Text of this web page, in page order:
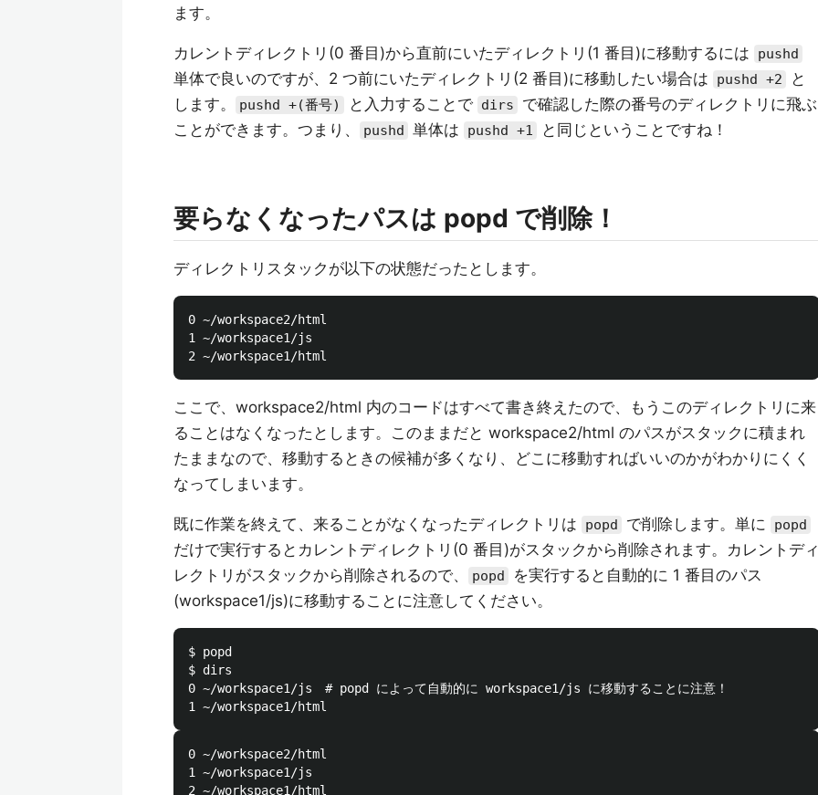
ます。
カレントディレクトリ(0 番目)から直前にいたディレクトリ(1 番目)に移動するには pushd
単体で良いのですが、2 つ前にいたディレクトリ(2 番目)に移動したい場合は pushd +2
と
します。
pushd +(番号) と入力することで dirs
で確認した際の番号のディレクトリに飛ぶ
ことができます。つまり、
pushd 単体は pushd +1 と同じということですね！
要らなくなったパスは popd で削除！
ディレクトリスタックが以下の状態だったとします。
0 ~/workspace2/html
1 ~/workspace1/js
ここで、workspace2/html 内のコードはすべて書き終えたので、もうこのディレクトリに来
ることはなくなったとします。このままだと workspace2/html のパスがスタックに積まれ
たままなので、移動するときの候補が多くなり、どこに移動すればいいのかがわかりにくく
なってしまいます。
既に作業を終えて、来ることがなくなったディレクトリは popd で削除します。単に popd
だけで実行するとカレントディレクトリ(0 番目)がスタックから削除されます。カレントデ
レクトリがスタックから削除されるので、
popd
を実行すると自動的に 1 番目のパス
(workspace1/js)に移動することに注意してください。
$ popd
$ dirs
0 ~/workspace1/js　# popd によって自動的に workspace1/js に移動することに注意！
0 ~/workspace2/html
1 ~/workspace1/js